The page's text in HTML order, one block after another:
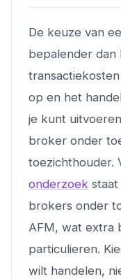
De keuze van
bepalender dan
op en het
je kunt
broker onder
toezichthouder.
onderzoek
brokers onder
AFM, wat extra
particulieren.
wilt handelen,